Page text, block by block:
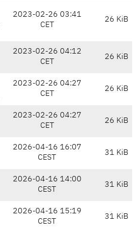
2023-02-26 03:41
CET
26 KiB
2023-02-26 04:12
CET
26 KiB
2023-02-26 04:27
CET
26 KiB
2023-02-26 04:27
CET
26 KiB
2026-04-16 16:07
CEST
31 KiB
2026-04-16 14:00
CEST
31 KiB
2026-04-16 15:19
CEST
31 KiB